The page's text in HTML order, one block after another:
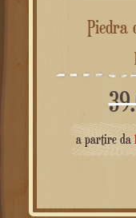
Piedra de lava con impresión
a partire da